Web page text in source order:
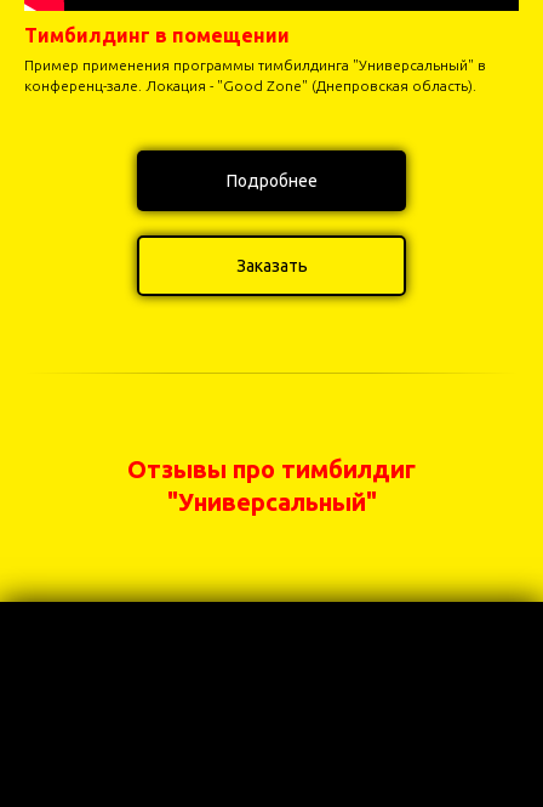
Тимбилдинг в помещении
Пример применения программы тимбилдинга "Универсальный" в
конференц-зале. Локация - "Good Zone" (Днепровская область).
Подробнее
Заказать
Отзывы про тимбилдиг
"Универсальный"